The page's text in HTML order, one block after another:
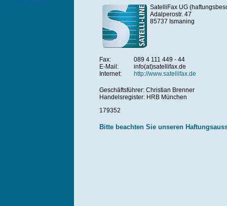
SatelliFax UG
Adalperostr. 47
85737 Ismaning
Fax:
089 4 111 449 - 44
E-Mail:
info(at)satellifax.de
Internet:
http://www.satellifax.de
Geschäftsführer: Christian Brenner
Handelsregister: HRB München
179352
Bitte beachten Sie unseren